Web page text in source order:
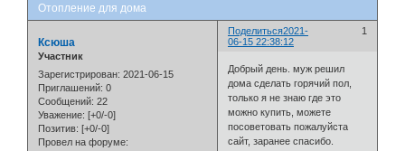
Отопление для дома
Поделиться 1
2021-
06-15 22:38:12
Ксюша
Участник
Зарегистрирован: 2021-06-15
Приглашений: 0
Сообщений: 22
Уважение: [+0/-0]
Позитив: [+0/-0]
Провел на форуме:
Добрый день. муж решил
дома сделать горячий пол,
только я не знаю где это
можно купить, можете
посоветовать пожалуйста
сайт, заранее спасибо.